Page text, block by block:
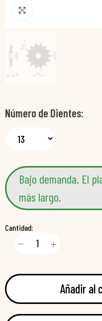
Número de Dientes
Bajo demanda. El
más largo.
Cantidad:
Añadir al